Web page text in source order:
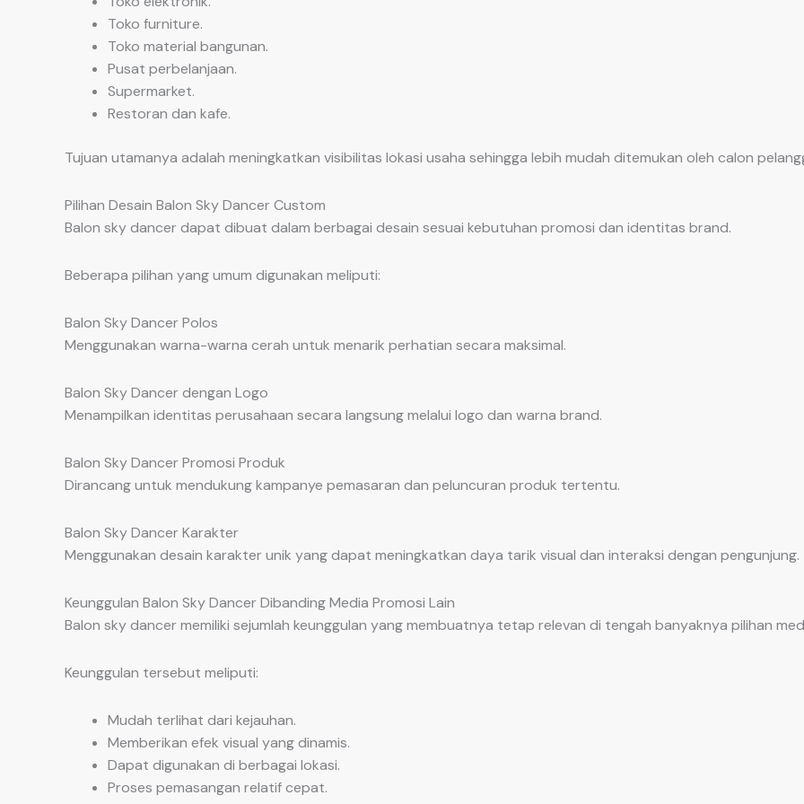
Toko furniture.
Toko material bangunan.
Pusat perbelanjaan.
Supermarket.
Restoran dan kafe.
Tujuan utamanya adalah meningkatkan visibilitas lokasi usaha sehingga lebih mudah ditemukan oleh calon
Pilihan Desain Balon Sky Dancer Custom
Balon sky dancer dapat dibuat dalam berbagai desain sesuai kebutuhan promosi dan identitas brand.
Beberapa pilihan yang umum digunakan meliputi:
Balon Sky Dancer Polos
Menggunakan warna-warna cerah untuk menarik perhatian secara maksimal.
Balon Sky Dancer dengan Logo
Menampilkan identitas perusahaan secara langsung melalui logo dan warna brand.
Balon Sky Dancer Promosi Produk
Dirancang untuk mendukung kampanye pemasaran dan peluncuran produk tertentu.
Balon Sky Dancer Karakter
Menggunakan desain karakter unik yang dapat meningkatkan daya tarik visual dan interaksi dengan pengunjung.
Keunggulan Balon Sky Dancer Dibanding Media Promosi Lain
Balon sky dancer memiliki sejumlah keunggulan yang membuatnya tetap relevan di tengah banyaknya pilihan
Keunggulan tersebut meliputi:
Mudah terlihat dari kejauhan.
Memberikan efek visual yang dinamis.
Dapat digunakan di berbagai lokasi.
Proses pemasangan relatif cepat.